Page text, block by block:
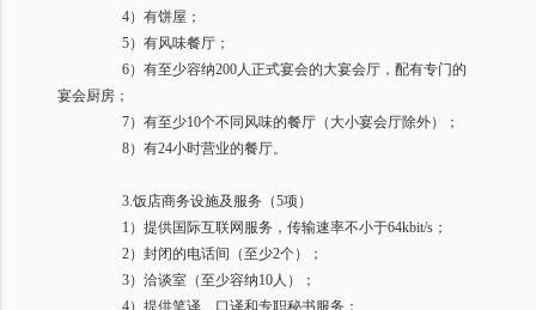
4）有饼屋；
5）有风味餐厅；
6）有至少容纳200人正式宴会的大宴会厅，配有专门的
宴会厨房；
7）有至少10个不同风味的餐厅（大小宴会厅除外）；
8）有24小时营业的餐厅。
3.饭店商务设施及服务（5项）
1 ）提供国际互联网服务，传输速率不小于64kbit/s ；
2）封闭的电话间（至少2个）；
3）洽谈室（至少容纳10人）；
4）提供笔译、口译和专职秘书服务；